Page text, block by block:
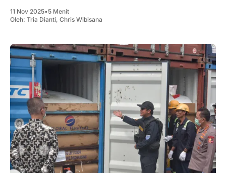
11 Nov 2025•5 Menit
Oleh: Tria Dianti, Chris Wibisana